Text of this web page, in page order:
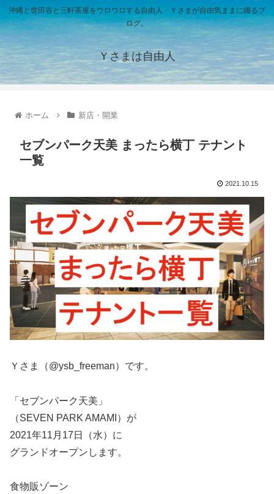
沖縄と世田谷と三軒茶屋をウロウロする自由人・Ｙさまが自由気ままに綴るブ
ログ。
Ｙさまは自由人
ホーム 新店・開業
セブンパーク天美 まったら横丁 テナント
一覧
2021.10.15
Ｙさま（@ysb_freeman）です。
「セブンパーク天美」
（SEVEN PARK AMAMI）が
2021年11月17日（水）に
グランドオープンします。
食物販ゾーン